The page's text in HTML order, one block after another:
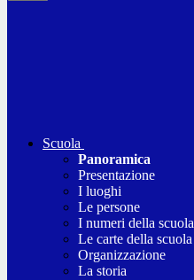
Scuola
Panoramica
Presentazione
I luoghi
Le persone
I numeri della scuola
Le carte della scuola
Organizzazione
La storia